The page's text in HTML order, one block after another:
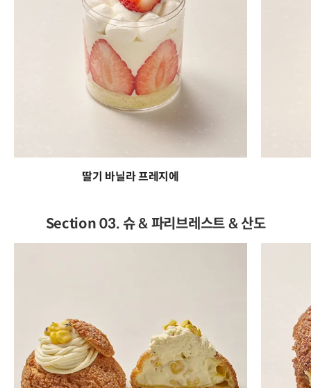
딸기 바닐라 프레지에
Section 03. 슈 & 파리브레스트 & 산도